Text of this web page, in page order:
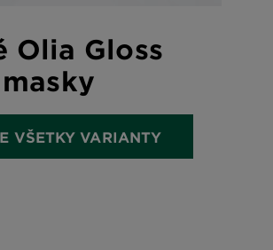
Olia Gloss
masky
VŠETKY VARIANTY